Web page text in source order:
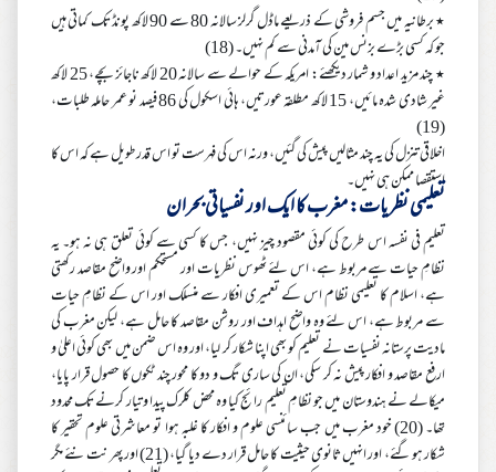
٭ برطانیہ میں جسم فروشی کے ذریعے ماڈل گرلز سالانہ 80 سے 90 لاکھ پونڈ تک کماتی ہیں
جو کہ کسی بڑے بزنس مین کی آمدنی سے کم نہیں۔ (18)
٭ چند مزید اعداد و شمار دیکھئے: امریکہ کے حوالے سے سالانہ 20 لاکھ ناجائز بچے، 25 لاکھ
غیر شادی شدہ مائیں، 15 لاکھ مطلقہ عورتیں، ہائی اسکول کی 86 فیصد نو عمر حاملہ طلبات،
(19)
اخلاقی تنزل کی یہ چند مثالیں پیش کی گئیں، ورنہ اس کی فہرست تو اس قدر طویل ہے کہ اس کا
استقصا ممکن ہی نہیں۔
تعلیمی نظریات: مغرب کا ایک اور نفسیاتی بحران
تعلیم فی نفسہ اس طرح کی کوئی مقصود چیز نہیں، جس کا کسی سے کوئی تعلق ہی نہ ہو۔ یہ
نظامِ حیات سے مربوط ہے، اس لئے ٹھوس نظریات اور مستحکم اور واضح مقاصد رکھتی
ہے، اسلام کا تعلیمی نظام اس کے تعمیری افکار سے منسلک اور اس کے نظامِ حیات
سے مربوط ہے، اس لئے وہ واضح اہداف اور روشن مقاصد کا حامل ہے، لیکن مغرب کی
مادیت پرستانہ نفسیات نے تعلیم کو بھی اپنا شکار کر لیا، اور وہ اس ضمن میں بھی کوئی اعلیٰ و
ارفع مقاصد و افکار پیش نہ کر سکی، ان کی ساری تگ و دو کا محور چند ٹکوں کا حصول قرار پایا،
میکالے نے ہندوستان میں جو نظامِ تعلیم رائج کیا وہ محض کلرک پیدا و تیار کرنے تک محدود
تھا۔ (20) خود مغرب میں جب سائنسی علوم و افکار کا غلبہ ہوا تو معاشرتی علوم تحقیر کا
شکار ہو گئے، اور انہیں ثانوی حیثیت کا حامل قرار دے دیا گیا، (21) اور پھر نت نئے مگر